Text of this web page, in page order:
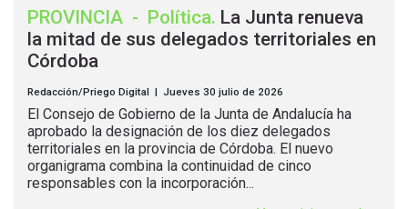
PROVINCIA - Política. La Junta renueva
la mitad de sus delegados territoriales en
Córdoba
Redacción/Priego Digital | Jueves 30 julio de 2026
El Consejo de Gobierno de la Junta de Andalucía ha
aprobado la designación de los diez delegados
territoriales en la provincia de Córdoba. El nuevo
organigrama combina la continuidad de cinco
responsables con la incorporación...